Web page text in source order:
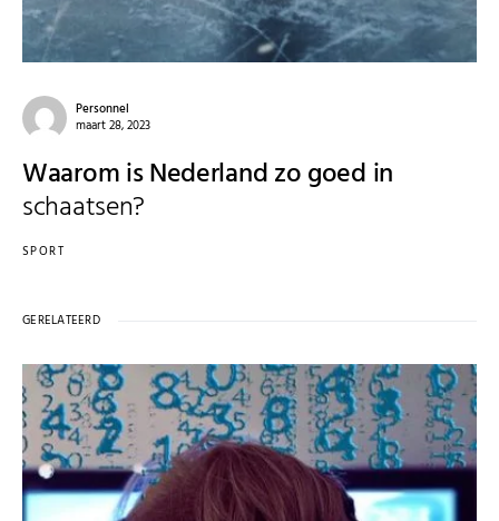
Personnel
maart 28, 2023
Waarom is Nederland zo goed in
schaatsen?
SPORT
GERELATEERD